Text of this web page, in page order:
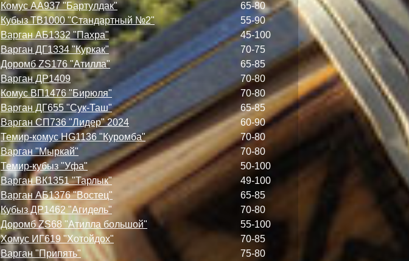
Комус АА937 "Бартулдак"
65-80
Кубыз ТВ1000 "Стандартный №2"
55-90
Варган АБ1332 "Пахра"
45-100
Варган ДГ1334 "Куркак"
70-75
Доромб ZS176 "Атилла"
65-85
Варган ДР1409
70-80
Комус ВП1476 "Бирюля"
70-80
Варган ДГ655 "Сук-Таш"
65-85
Варган СП736 "Лидер" 2024
60-90
Темир-комус HG1136 "Куромба"
70-80
Варган "Мыркай"
70-80
Темир-кубыз "Уфа"
50-100
Варган ВК1351 "Тарлык"
49-100
Варган АБ1376 "Востец"
65-85
Кубыз ДР1462 "Агидель"
70-80
Доромб ZS68 "Атилла большой"
55-100
Хомус ИГ619 "Хотойдох"
70-85
Варган "Припять"
75-80